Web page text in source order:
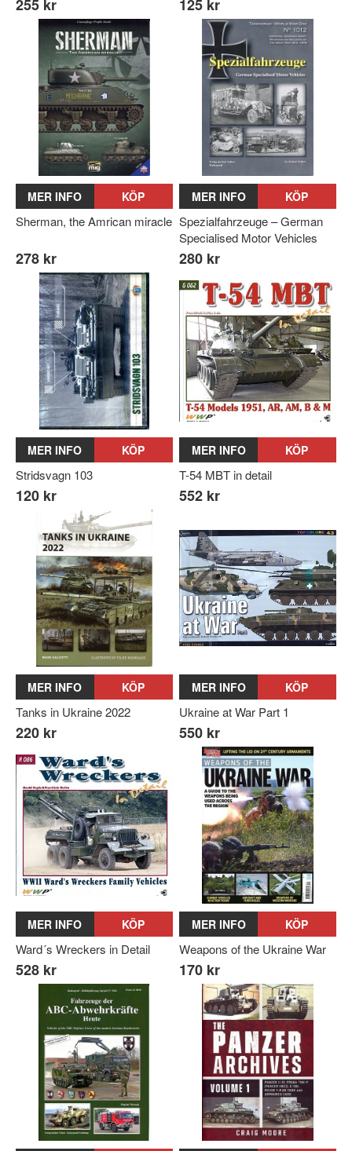
255 kr 125 kr
MER INFO KÖP
Sherman, the Amrican miracle
278 kr
MER INFO KÖP
Spezialfahrzeuge – German
Specialised Motor Vehicles
280 kr
MER INFO KÖP
Stridsvagn 103
120 kr
MER INFO KÖP
T-54 MBT in detail
552 kr
MER INFO KÖP
Tanks in Ukraine 2022
220 kr
MER INFO KÖP
Ukraine at War Part 1
550 kr
MER INFO KÖP
Ward´s Wreckers in Detail
528 kr
MER INFO KÖP
Weapons of the Ukraine War
170 kr